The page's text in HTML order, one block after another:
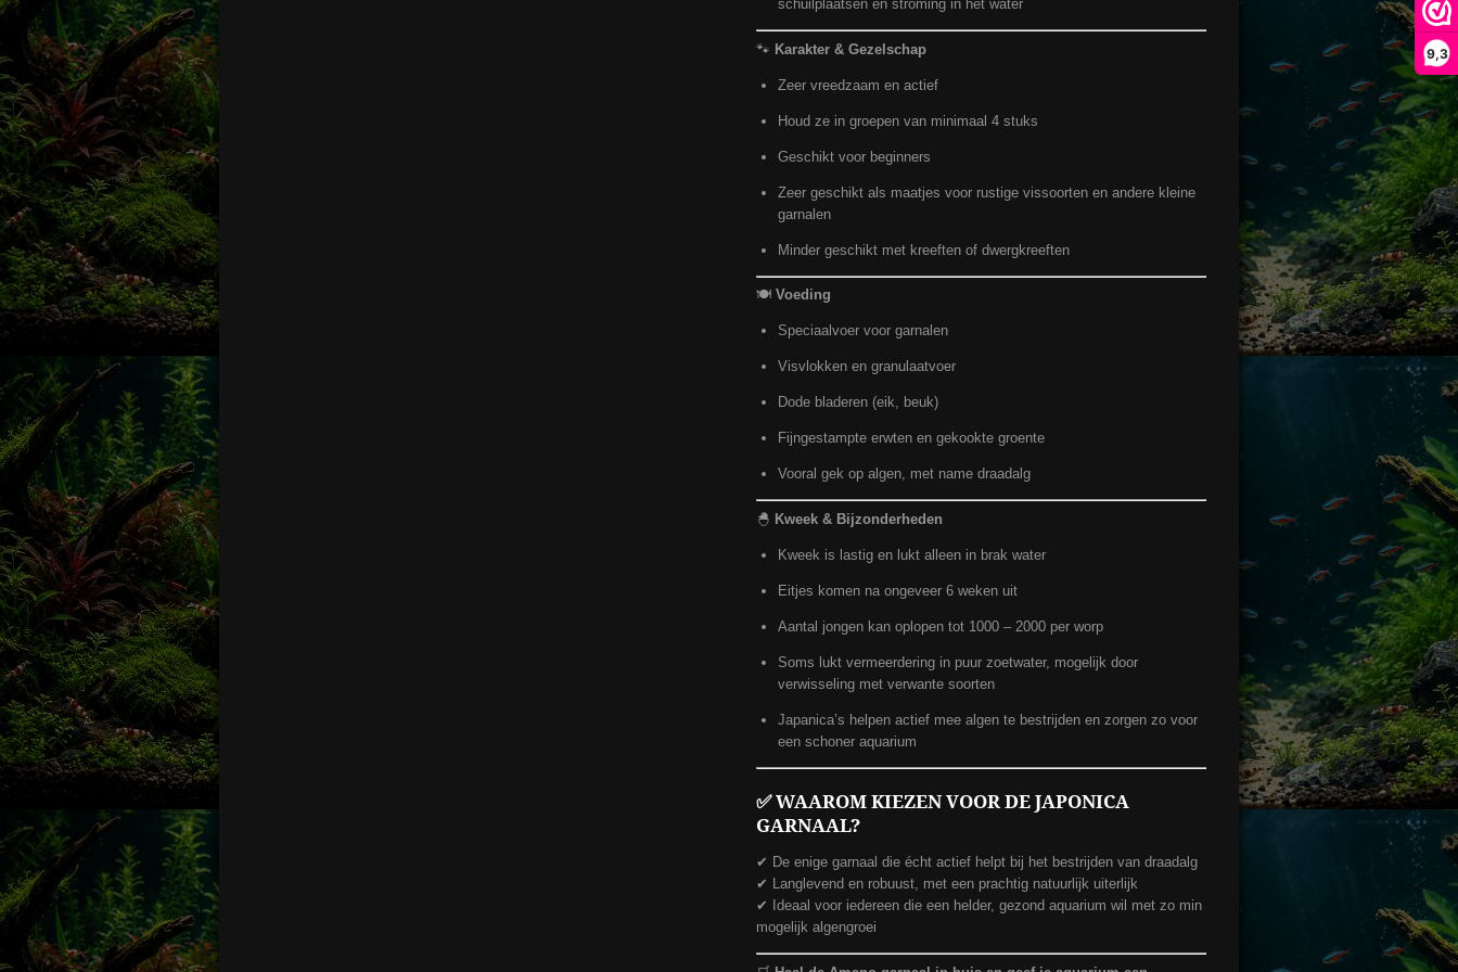
9,3
schuilplaatsen en stroming in het water
🐾 Karakter & Gezelschap
Zeer vreedzaam en actief
Houd ze in groepen van minimaal 4 stuks
Geschikt voor beginners
Zeer geschikt als maatjes voor rustige vissoorten en andere kleine
garnalen
Minder geschikt met kreeften of dwergkreeften
🍽️ Voeding
Speciaalvoer voor garnalen
Visvlokken en granulaatvoer
Dode bladeren (eik, beuk)
Fijngestampte erwten en gekookte groente
Vooral gek op algen, met name draadalg
🐣 Kweek & Bijzonderheden
Kweek is lastig en lukt alleen in brak water
Eitjes komen na ongeveer 6 weken uit
Aantal jongen kan oplopen tot 1000 – 2000 per worp
Soms lukt vermeerdering in puur zoetwater, mogelijk door
verwisseling met verwante soorten
Japanica’s helpen actief mee algen te bestrijden en zorgen zo voor
een schoner aquarium
✅WAAROM KIEZEN VOOR DE JAPONICA
GARNAAL?
✔ De enige garnaal die écht actief helpt bij het bestrijden van draadalg
✔ Langlevend en robuust, met een prachtig natuurlijk uiterlijk
✔ Ideaal voor iedereen die een helder, gezond aquarium wil met zo min
mogelijk algengroei